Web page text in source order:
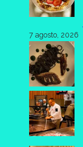
7 agosto, 2026